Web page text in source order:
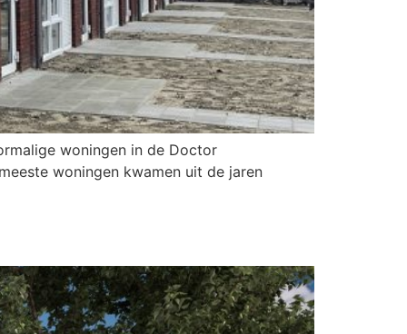
woningen in de Doctor
woningen kwamen uit de jaren